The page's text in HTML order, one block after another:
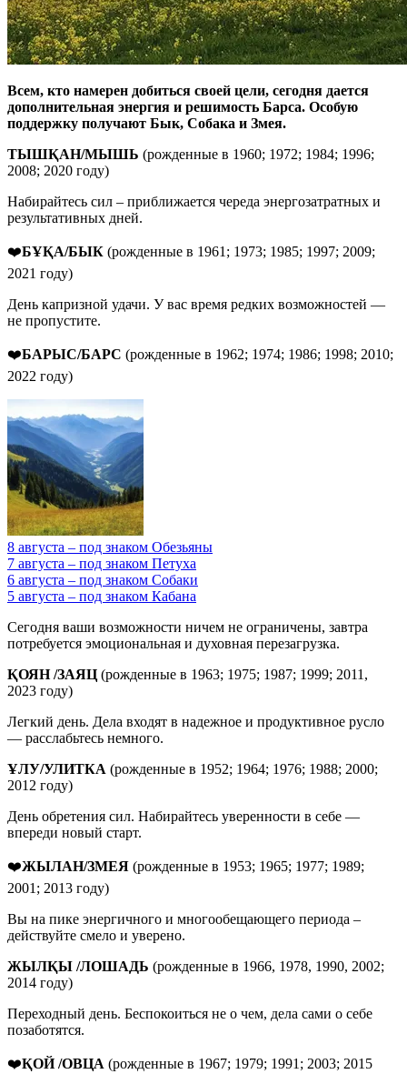
Всем, кто намерен добиться своей цели, сегодня дается
дополнительная энергия и решимость Барса. Особую
поддержку получают Бык, Собака и Змея.
ТЫШҚАН/МЫШЬ (рожденные в 1960; 1972; 1984; 1996;
2008; 2020 году)
Набирайтесь сил – приближается череда энергозатратных и
результативных дней.
❤️БҰҚА/БЫК (рожденные в 1961; 1973; 1985; 1997; 2009;
2021 году)
День капризной удачи. У вас время редких возможностей —
не пропустите.
❤️БАРЫС/БАРС (рожденные в 1962; 1974; 1986; 1998; 2010;
2022 году)
8 августа – под знаком Обезьяны
7 августа – под знаком Петуха
6 августа – под знаком Собаки
5 августа – под знаком Кабана
Сегодня ваши возможности ничем не ограничены, завтра
потребуется эмоциональная и духовная перезагрузка.
ҚОЯН/ЗАЯЦ (рожденные в 1963; 1975; 1987; 1999; 2011,
2023 году)
Легкий день. Дела входят в надежное и продуктивное русло
— расслабьтесь немного.
ҰЛУ/УЛИТКА (рожденные в 1952; 1964; 1976; 1988; 2000;
2012 году)
День обретения сил. Набирайтесь уверенности в себе —
впереди новый старт.
❤️ЖЫЛАН/ЗМЕЯ (рожденные в 1953; 1965; 1977; 1989;
2001; 2013 году)
Вы на пике энергичного и многообещающего периода –
действуйте смело и уверено.
ЖЫЛҚЫ /ЛОШАДЬ (рожденные в 1966, 1978, 1990, 2002;
2014 году)
Переходный день. Беспокоиться не о чем, дела сами о себе
позаботятся.
❤️ҚОЙ /ОВЦА (рожденные в 1967; 1979; 1991; 2003; 2015